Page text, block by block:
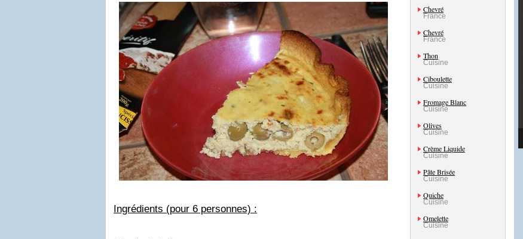
Ingrédients (pour 6 personnes) :
Chevré
France
Chevré
France
Thon
Cuisine
Ciboulette
Cuisine
Fromage Blanc
Cuisine
Olives
Cuisine
Crème Liquide
Cuisine
Pâte Brisée
Cuisine
Quiche
Cuisine
Omelette
Cuisine